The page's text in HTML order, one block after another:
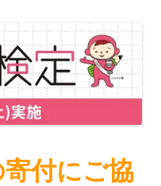
付にご協